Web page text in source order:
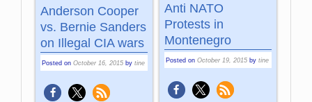
Anti NATO
Protests in
Montenegro
Posted on October 19, 2015 by tine
Anderson Cooper
vs. Bernie Sanders
on Illegal CIA wars
Posted onOctober 16, 2015 bytine